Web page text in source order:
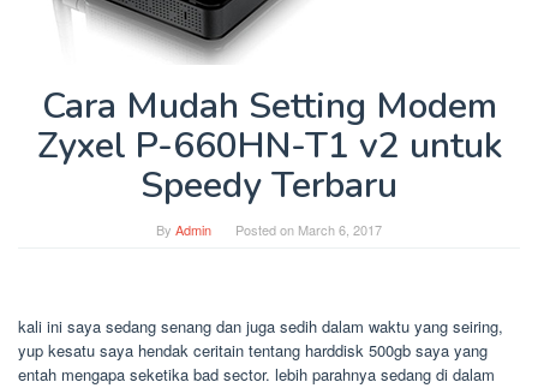
Cara Mudah Setting Modem
Zyxel P-660HN-T1 v2 untuk
Speedy Terbaru
By Admin Posted on March 6, 2017
kali ini saya sedang senang dan juga sedih dalam waktu yang seiring,
yup kesatu saya hendak ceritain tentang harddisk 500gb saya yang
entah mengapa seketika bad sector. lebih parahnya sedang di dalam